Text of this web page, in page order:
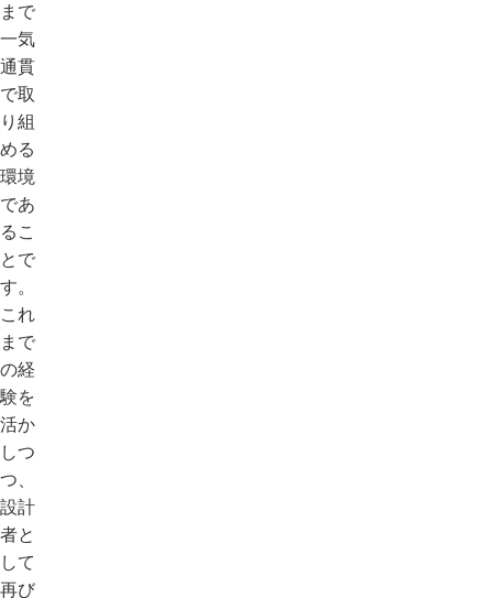
まで
一気
通貫
で取
り組
める
環境
であ
るこ
とで
す。
これ
まで
の経
験を
活か
しつ
つ、
設計
者と
して
再び